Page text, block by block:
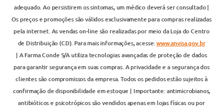
adequado. Ao persistirem os sintomas, um médico deverá ser consultado |
Os preços e promoções são válidos exclusivamente para compras realizadas
pela internet. As vendas on-line são realizadas por meio da Loja do Centro
de Distribuição (CD). Para mais informações, acesse:www.anvisa.gov.br
| A Farma Conde S/A utiliza tecnologias avançadas de proteção de dados
para garantir segurança em suas compras. A privacidade e a segurança dos
clientes são compromissos da empresa. Todos os pedidos estão sujeitos à
confirmação de disponibilidade em estoque | Importante: antimicrobianos,
antibióticos e psicotrópicos são vendidos apenas em lojas físicas ou por